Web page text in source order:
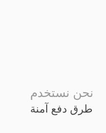
نحن نستخدم
طرق دفع آمنة